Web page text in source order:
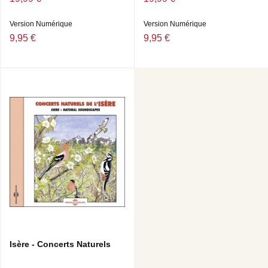
Version Numérique
9,95 €
Version Numérique
9,95 €
Isère - Concerts Naturels